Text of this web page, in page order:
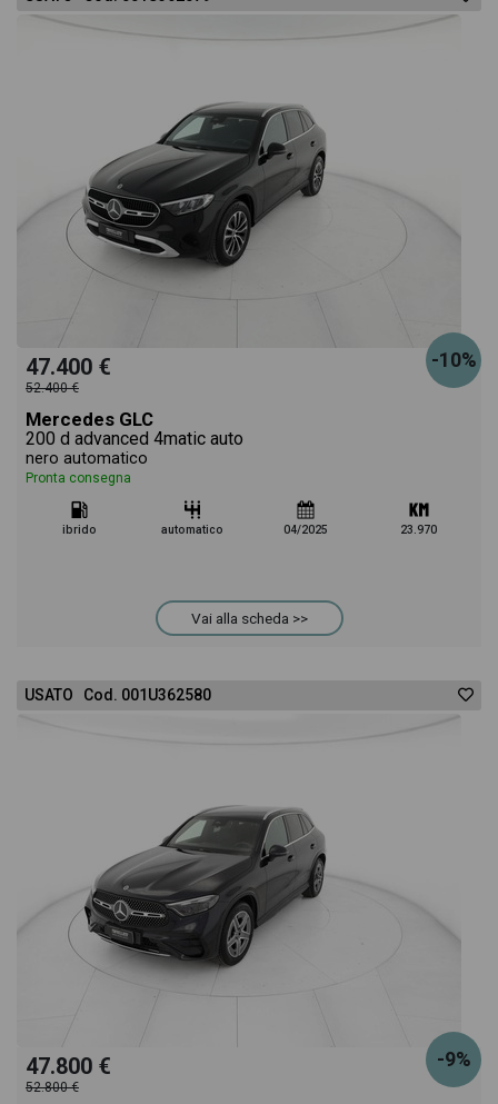
-10%
47.400 €
52.400 €
Mercedes GLC
200 d advanced 4matic auto
nero automatico
Pronta consegna
ibrido automatico 04/2025 23.970
Vai alla scheda >>
USATO Cod. 001U362580
-9%
47.800 €
52.800 €